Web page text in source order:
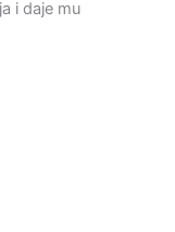
i daje mu